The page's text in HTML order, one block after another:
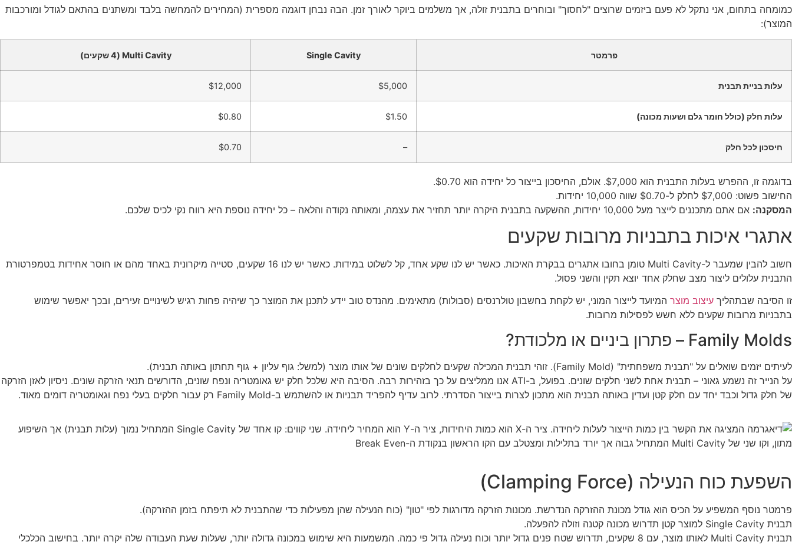
כמומחה בתחום, אני נתקל לא פעם ביזמים שרוצים "לחסוך" ובוחרים בתבנית זולה, אך משלמים ביוקר לאורך זמן. הבה נבחן דוגמה מספרית (המחירים להמחשה בלבד ומשתנים בהתאם לגודל ומורכבות
המוצר):
פרמטר Single Cavity Multi Cavity (4 שקעים)
עלות בניית תבנית $5,000
$12,000
עלות חלק (כולל חומר גלם ושעות מכונה) $1.50
$0.80
חיסכון לכל חלק –
$0.70
בדוגמה זו, ההפרש בעלות התבנית הוא $7,000. אולם, החיסכון בייצור כל יחידה הוא $0.70.
החישוב פשוט: $7,000 לחלק ל-$0.70 שווה 10,000 יחידות.
המסקנה: אם אתם מתכננים לייצר מעל 10,000 יחידות, ההשקעה בתבנית היקרה יותר תחזיר את עצמה, ומאותה נקודה והלאה – כל יחידה נוספת היא רווח נקי לכיס שלכם.
אתגרי איכות בתבניות מרובות שקעים
חשוב להבין שמעבר ל-Multi Cavity טומן בחובו אתגרים בבקרת האיכות. כאשר יש לנו שקע אחד, קל לשלוט במידות. כאשר יש לנו 16 שקעים, סטייה מיקרונית באחד מהם או חוסר אחידות בטמפרטורת
התבנית עלולים ליצור מצב שחלק אחד יוצא תקין והשני פסול.
זו הסיבה שבתהליך עיצוב מוצר המיועד לייצור המוני, יש לקחת בחשבון טולרנסים (סבולות) מתאימים. מהנדס טוב יידע לתכנן את המוצר כך שיהיה פחות רגיש לשינויים זעירים, ובכך יאפשר שימוש
בתבניות מרובות שקעים ללא חשש לפסילות מרובות.
Family Molds – פתרון ביניים או מלכודת?
לעיתים יזמים שואלים על "תבנית משפחתית" (Family Mold). זוהי תבנית המכילה שקעים לחלקים שונים של אותו מוצר (למשל: גוף עליון + גוף תחתון באותה תבנית).
על הנייר זה נשמע גאוני – תבנית אחת לשני חלקים שונים. בפועל, ב-ATI אנו ממליצים על כך בזהירות רבה. הסיבה היא שלכל חלק יש גאומטריה ונפח שונים, הדורשים תנאי הזרקה שונים. ניסיון לאזן הזרקה
של חלק גדול וכבד יחד עם חלק קטן ועדין באותה תבנית הוא מתכון לצרות בייצור הסדרתי. לרוב עדיף להפריד תבניות או להשתמש ב-Family Mold רק עבור חלקים בעלי נפח וגאומטריה דומים מאוד.
השפעת כוח הנעילה (Clamping Force)
פרמטר נוסף המשפיע על הכיס הוא גודל מכונת ההזרקה הנדרשת. מכונות הזרקה מדורגות לפי "טון" (כוח הנעילה שהן מפעילות כדי שהתבנית לא תיפתח בזמן ההזרקה).
תבנית Single Cavity למוצר קטן תדרוש מכונה קטנה וזולה להפעלה.
תבנית Multi Cavity לאותו מוצר, עם 8 שקעים, תדרוש שטח פנים גדול יותר וכוח נעילה גדול פי כמה. המשמעות היא שימוש במכונה גדולה יותר, שעלות שעת העבודה שלה יקרה יותר. בחישוב הכלכלי